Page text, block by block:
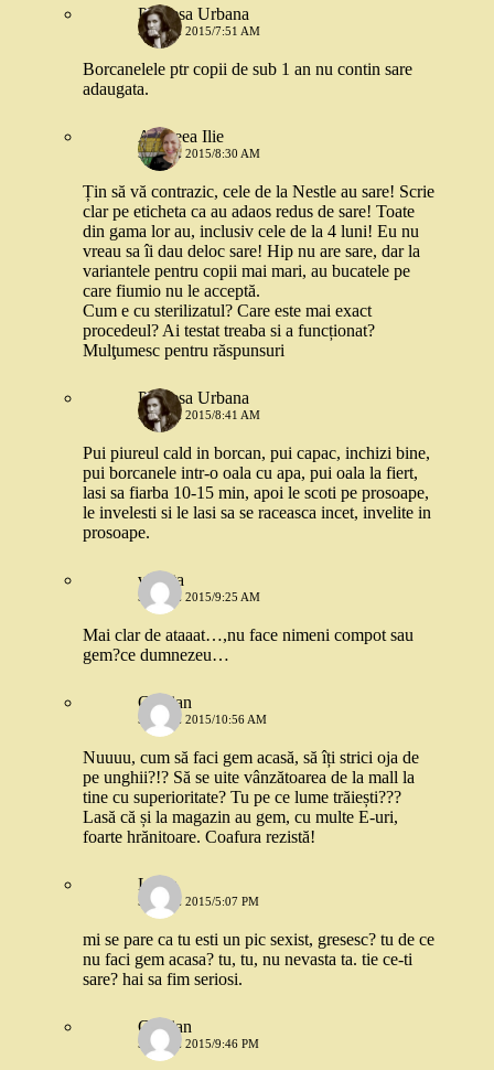
Printesa Urbana
5 IUNIE 2015/7:51 AM
Borcanelele ptr copii de sub 1 an nu contin sare
adaugata.
Andreea Ilie
5 IUNIE 2015/8:30 AM
Țin să vă contrazic, cele de la Nestle au sare! Scrie
clar pe eticheta ca au adaos redus de sare! Toate
din gama lor au, inclusiv cele de la 4 luni! Eu nu
vreau sa îi dau deloc sare! Hip nu are sare, dar la
variantele pentru copii mai mari, au bucatele pe
care fiumio nu le acceptă.
Cum e cu sterilizatul? Care este mai exact
procedeul? Ai testat treaba si a funcționat?
Mulţumesc pentru răspunsuri
Printesa Urbana
5 IUNIE 2015/8:41 AM
Pui piureul cald in borcan, pui capac, inchizi bine,
pui borcanele intr-o oala cu apa, pui oala la fiert,
lasi sa fiarba 10-15 min, apoi le scoti pe prosoape,
le invelesti si le lasi sa se raceasca incet, invelite in
prosoape.
violeta
5 IUNIE 2015/9:25 AM
Mai clar de ataaat…,nu face nimeni compot sau
gem?ce dumnezeu…
Cristian
5 IUNIE 2015/10:56 AM
Nuuuu, cum să faci gem acasă, să îți strici oja de
pe unghii?!? Să se uite vânzătoarea de la mall la
tine cu superioritate? Tu pe ce lume trăiești???
Lasă că și la magazin au gem, cu multe E-uri,
foarte hrănitoare. Coafura rezistă!
Luiza
5 IUNIE 2015/5:07 PM
mi se pare ca tu esti un pic sexist, gresesc? tu de ce
nu faci gem acasa? tu, tu, nu nevasta ta. tie ce-ti
sare? hai sa fim seriosi.
Cristian
5 IUNIE 2015/9:46 PM